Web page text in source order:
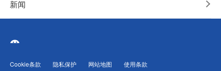
新闻
Cookie条款 隐私保护 网站地图 使用条款